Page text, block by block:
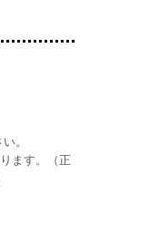
。
ます。（正